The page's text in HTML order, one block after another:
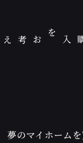
夢のマイホーム